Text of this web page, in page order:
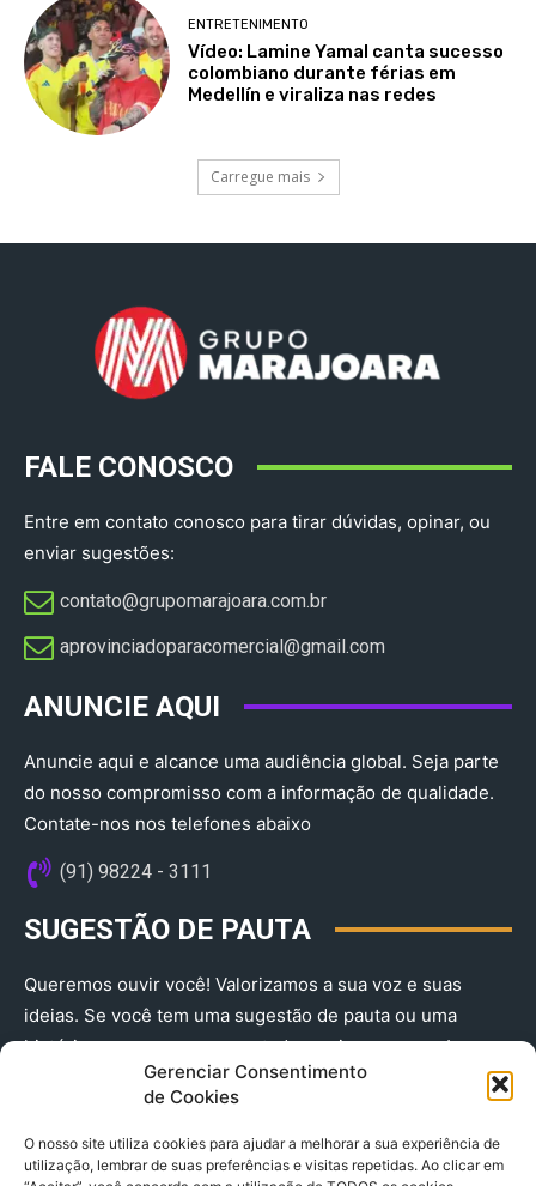
Gerenciar Consentimento
de Cookies
O nosso site utiliza cookies para ajudar a melhorar a sua experiência de
utilização, lembrar de suas preferências e visitas repetidas. Ao clicar em
ENTRETENIMENTO
Vídeo: Lamine Yamal canta sucesso
colombiano durante férias em
Medellín e viraliza nas redes
Carregue mais
FALE CONOSCO
Entre em contato conosco para tirar dúvidas, opinar, ou
enviar sugestões:
contato@grupomarajoara.com.br
aprovinciadoparacomercial@gmail.com​
ANUNCIE AQUI
Anuncie aqui e alcance uma audiência global. Seja parte
do nosso compromisso com a informação de qualidade.
Contate-nos nos telefones abaixo
(91) 98224 - 3111
SUGESTÃO DE PAUTA
Queremos ouvir você! Valorizamos a sua voz e suas
ideias. Se você tem uma sugestão de pauta ou uma
história que merece ser contada, envie-nos agora!
(91) 98224 - 3111